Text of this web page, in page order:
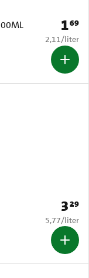
Prijs:
169
€ 2,11 per
2,11/liter
Prijs:
329
€ 5,77 per
5,77/liter